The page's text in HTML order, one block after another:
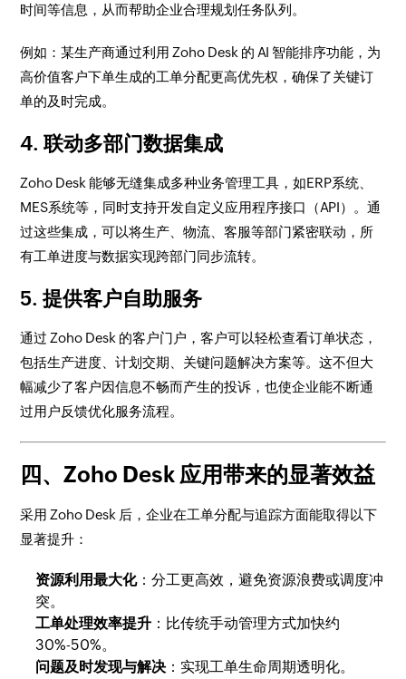
时间等信息，从而帮助企业合理规划任务队列。
例如：某生产商通过利用 Zoho Desk 的 AI 智能排序功能，为
高价值客户下单生成的工单分配更高优先权，确保了关键订
单的及时完成。
4. 联动多部门数据集成
Zoho Desk 能够无缝集成多种业务管理工具，如ERP系统、
MES系统等，同时支持开发自定义应用程序接口（API）。通
过这些集成，可以将生产、物流、客服等部门紧密联动，所
有工单进度与数据实现跨部门同步流转。
5. 提供客户自助服务
通过 Zoho Desk 的客户门户，客户可以轻松查看订单状态，
包括生产进度、计划交期、关键问题解决方案等。这不但大
幅减少了客户因信息不畅而产生的投诉，也使企业能不断通
过用户反馈优化服务流程。
四、Zoho Desk 应用带来的显著效益
采用 Zoho Desk 后，企业在工单分配与追踪方面能取得以下
显著提升：
资源利用最大化：分工更高效，避免资源浪费或调度冲
突。
工单处理效率提升 ：比传统手动管理方式加快约
30%-50%。
问题及时发现与解决 ：实现工单生命周期透明化。